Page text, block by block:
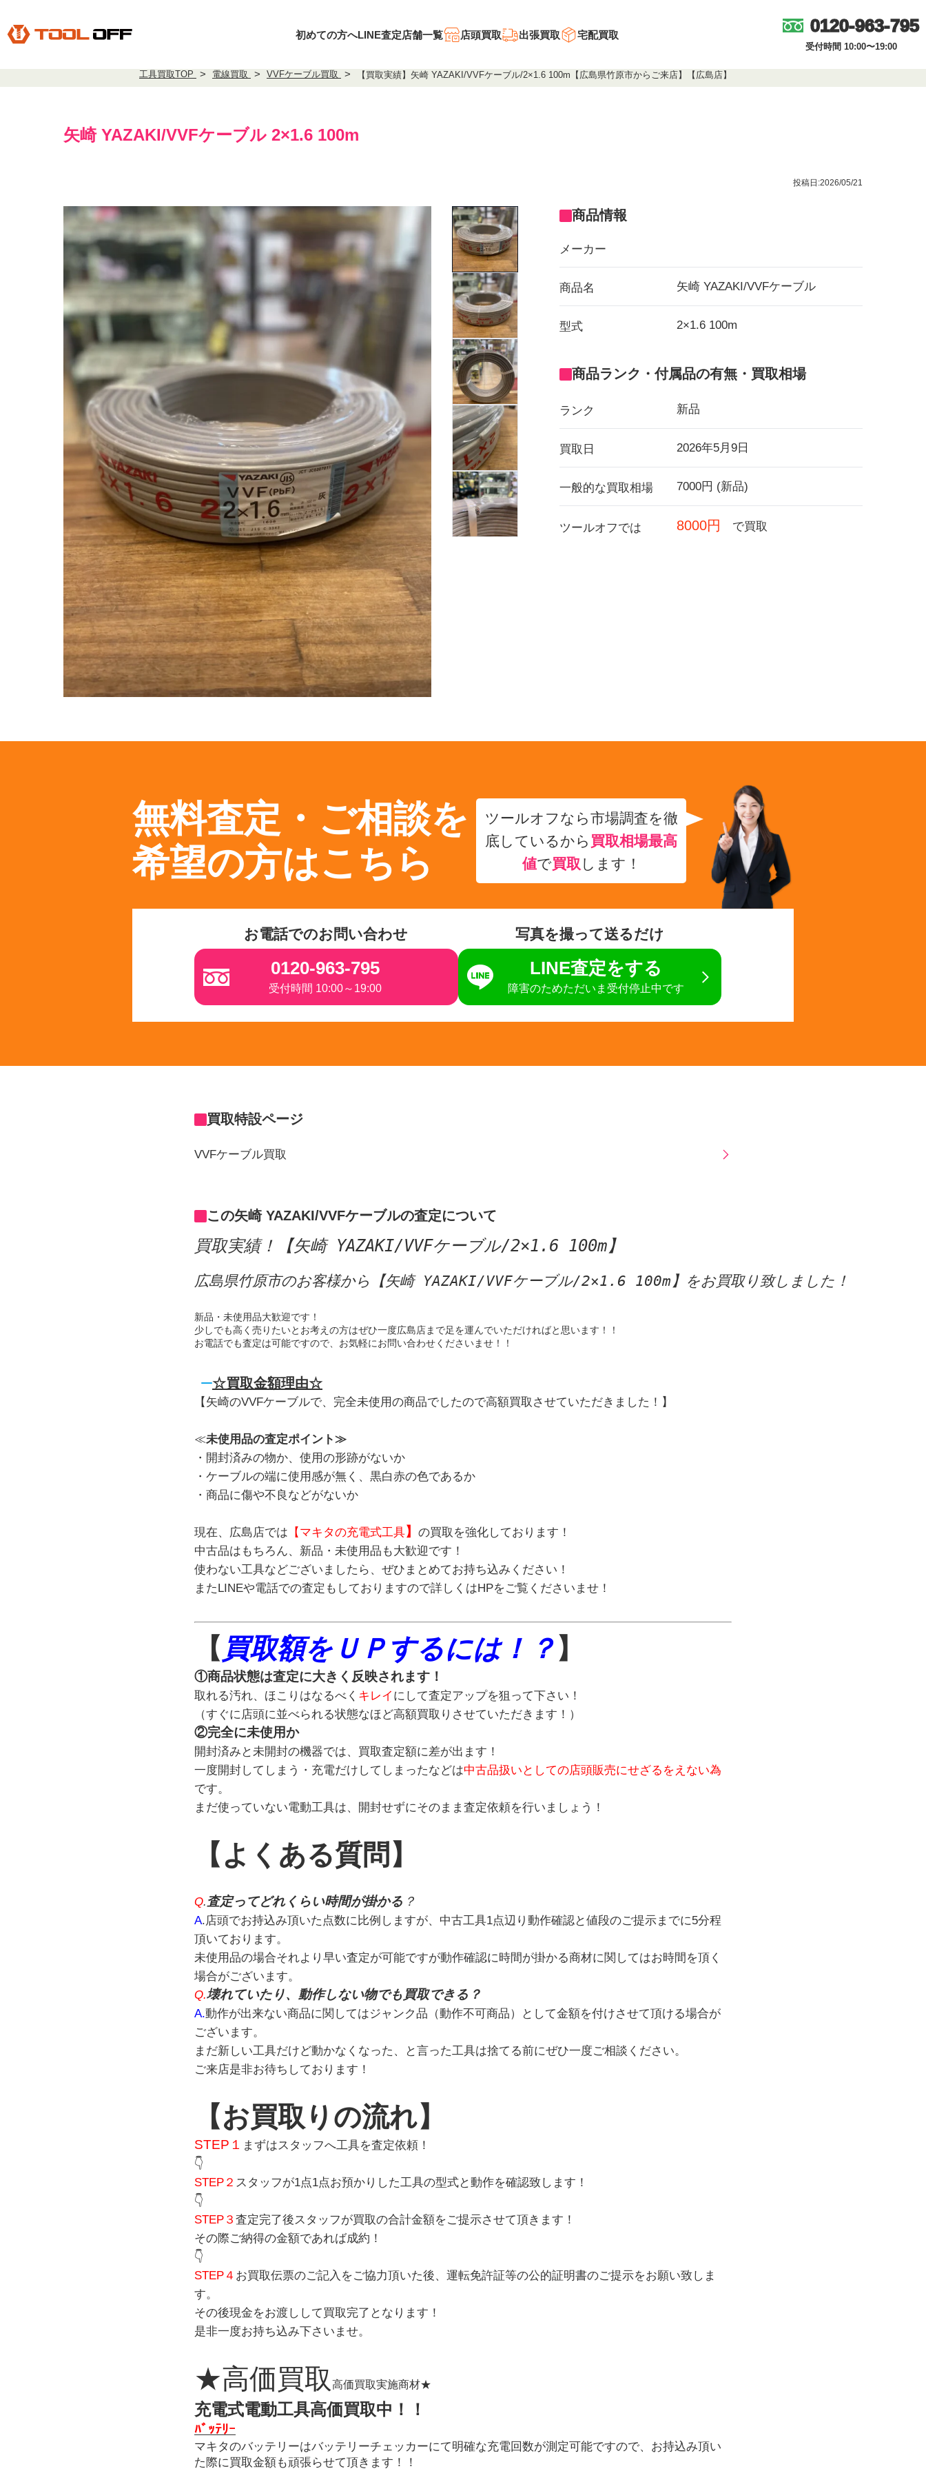
初めての方へLINE査定店舗一覧 店頭買取 出張買取 宅配買取 0120-963-795
受付時間 10:00〜19:00
工具買取TOP 電線買取 VVFケーブル買取 【買取実績】矢崎 YAZAKI/VVFケーブル/2×1.6 100m【広島県竹原市からご来店】【広島店】
矢崎 YAZAKI/VVFケーブル 2×1.6 100m
投稿日:2026/05/21
商品情報
メーカー
商品名 矢崎 YAZAKI/VVFケーブル
型式 2×1.6 100m
商品ランク・付属品の有無・買取相場
ランク 新品
買取日 2026年5月9日
一般的な買取相場 7000円 (新品)
ツールオフでは 8000円 で買取
無料査定・ご相談を
希望の方はこちら
ツールオフなら市場調査を徹
底しているから 買取相場最高
値で買取 します！
お電話でのお問い合わせ
0120-963-795
受付時間 10:00～19:00
写真を撮って送るだけ
LINE査定をする
障害のためただいま受付停止中です
買取特設ページ
VVFケーブル買取
この矢崎 YAZAKI/VVFケーブルの査定について
買取実績！【矢崎 YAZAKI/VVFケーブル/2×1.6 100m】
広島県竹原市のお客様から【矢崎 YAZAKI/VVFケーブル/2×1.6 100m】をお買取り致しました！
新品・未使用品大歓迎です！
少しでも高く売りたいとお考えの方はぜひ一度広島店まで足を運んでいただければと思います！！
お電話でも査定は可能ですので、お気軽にお問い合わせくださいませ！！
☆買取金額理由☆
【矢崎のVVFケーブルで、完全未使用の商品でしたので高額買取させていただきました！】
≪未使用品の査定ポイント≫
・開封済みの物か、使用の形跡がないか
・ケーブルの端に使用感が無く、黒白赤の色であるか
・商品に傷や不良などがないか
現在、広島店では 【マキタの充電式工具】 の買取を強化しております！
中古品はもちろん、新品・未使用品も大歓迎です！
使わない工具などございましたら、ぜひまとめてお持ち込みください！
またLINEや電話での査定もしておりますので詳しくはHPをご覧くださいませ！
【 買取額をＵＰするには！？ 】
①商品状態は査定に大きく反映されます！
取れる汚れ、ほこりはなるべく キレイ にして査定アップを狙って下さい！
（すぐに店頭に並べられる状態なほど高額買取りさせていただきます！）
②完全に未使用か
開封済みと未開封の機器では、買取査定額に差が出ます！
一度開封してしまう・充電だけしてしまったなどは中古品扱いとしての店頭販売にせざるをえない為
です。
まだ使っていない電動工具は、開封せずにそのまま査定依頼を行いましょう！
【よくある質問】
Q. 査定ってどれくらい時間が掛かる ？
A.店頭でお持込み頂いた点数に比例しますが、中古工具1点辺り動作確認と値段のご提示までに5分程
頂いております。
未使用品の場合それより早い査定が可能ですが動作確認に時間が掛かる商材に関してはお時間を頂く
場合がございます。
Q.壊れていたり、動作しない物でも買取できる？
A.動作が出来ない商品に関してはジャンク品（動作不可商品）として金額を付けさせて頂ける場合が
ございます。
まだ新しい工具だけど動かなくなった、と言った工具は捨てる前にぜひ一度ご相談ください。
ご来店是非お待ちしております！
【お買取りの流れ】
STEP１ まずはスタッフへ工具を査定依頼！
👇
STEP２ スタッフが1点1点お預かりした工具の型式と動作を確認致します！
👇
STEP３ 査定完了後スタッフが買取の合計金額をご提示させて頂きます！
その際ご納得の金額であれば成約！
👇
STEP４ お買取伝票のご記入をご協力頂いた後、運転免許証等の公的証明書のご提示をお願い致しま
す。
その後現金をお渡しして買取完了となります！
是非一度お持ち込み下さいませ。
★高価買取 高価買取実施商材★
充電式電動工具高価買取中！！
ﾊﾞｯﾃﾘｰ
マキタのバッテリーはバッテリーチェッカーにて明確な充電回数が測定可能ですので、お持込み頂い
た際に買取金額も頑張らせて頂きます！！